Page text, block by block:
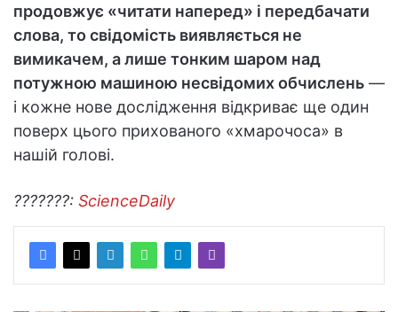
продовжує «читати наперед» і передбачати
слова, то свідомість виявляється не
вимикачем, а лише тонким шаром над
потужною машиною несвідомих обчислень —
і кожне нове дослідження відкриває ще один
поверх цього прихованого «хмарочоса» в
нашій голові.
???????: ScienceDaily